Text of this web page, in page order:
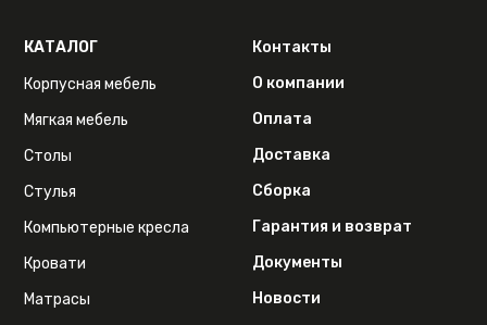
КАТАЛОГ
Корпусная мебель
Мягкая мебель
Столы
Стулья
Компьютерные кресла
Кровати
Матрасы
Контакты
О компании
Оплата
Доставка
Сборка
Гарантия и возврат
Документы
Новости